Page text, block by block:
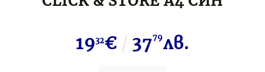
1932€ 3779лв.